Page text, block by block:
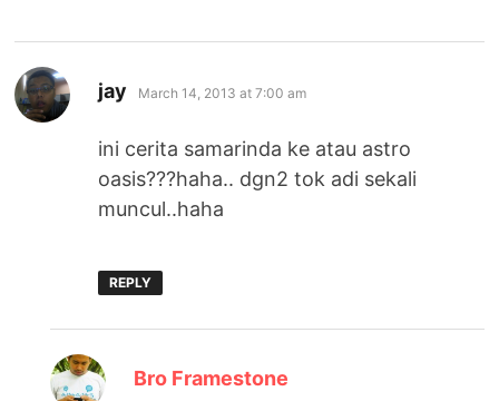
jay says:
March 14, 2013 at 7:00 am
ini cerita samarinda ke atau astro
oasis???haha.. dgn2 tok adi sekali
muncul..haha
REPLY
Bro Framestone